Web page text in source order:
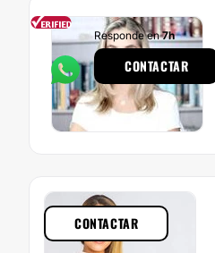
Responde en7h
CONTACTAR
CONTACTAR